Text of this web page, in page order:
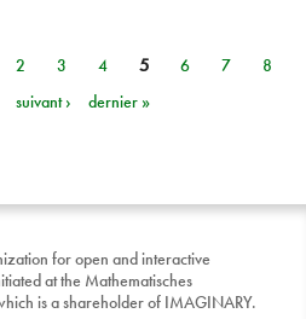
2 3 4 5 6 7
8
suivant › dernier »
for open and interactive
at the Mathematisches
is a shareholder of IMAGINARY.